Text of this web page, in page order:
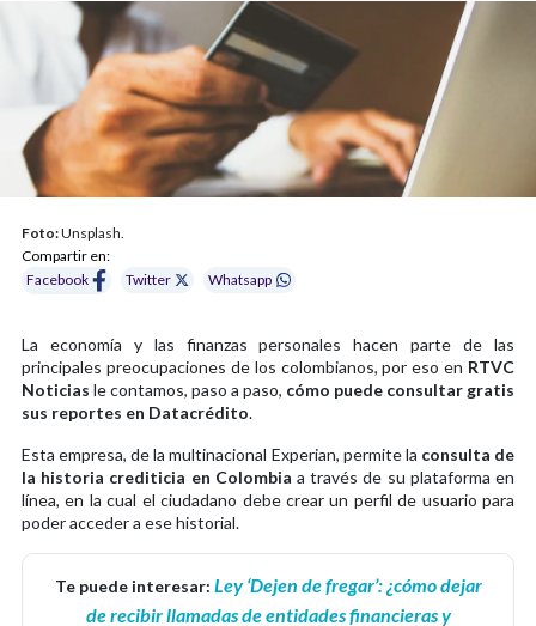
Foto:Unsplash.
Compartir en:
Facebook
Twitter Whatsapp
La economía y las finanzas personales hacen parte de las
principales preocupaciones de los colombianos, por eso en RTVC
Noticias le contamos, paso a paso, cómo puede consultar gratis
sus reportes en Datacrédito.
Esta empresa, de la multinacional Experian, permite la consulta de
la historia crediticia en Colombia a través de su plataforma en
línea, en la cual el ciudadano debe crear un perfil de usuario para
poder acceder a ese historial.
Te puede interesar: Ley ‘Dejen de fregar’: ¿cómo dejar
de recibir llamadas de entidades financieras y